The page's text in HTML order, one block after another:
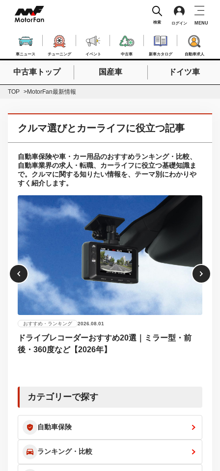
車ニュース チューニング イベント 中古車 新車カタログ 自動車求人
検索 ログイン MENU
検索したいキーワードを入力
中古車トップ 国産車 ドイツ車
TOP MotorFan最新情報
クルマ選びとカーライフに役立つ記事
自動車保険や車・カー用品のおすすめランキング・比較、
自動車業界の求人・転職、カーライフに役立つ基礎知識ま
で。クルマに関する知りたい情報を、テーマ別にわかりや
すく紹介します。
おすすめ・ランキング 2026.08.01
ドライブレコーダーおすすめ20選｜ミラー型・前
後・360度など【2026年】
カテゴリーで探す
自動車保険
ランキング・比較